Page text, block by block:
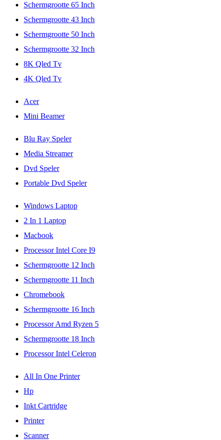
Schermgrootte 65 Inch
Schermgrootte 43 Inch
Schermgrootte 50 Inch
Schermgrootte 32 Inch
8K Qled Tv
4K Qled Tv
Acer
Mini Beamer
Blu Ray Speler
Media Streamer
Dvd Speler
Portable Dvd Speler
Windows Laptop
2 In 1 Laptop
Macbook
Processor Intel Core I9
Schermgrootte 12 Inch
Schermgrootte 11 Inch
Chromebook
Schermgrootte 16 Inch
Processor Amd Ryzen 5
Schermgrootte 18 Inch
Processor Intel Celeron
All In One Printer
Hp
Inkt Cartridge
Printer
Scanner